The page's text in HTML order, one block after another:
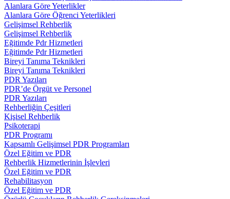
Alanlara Göre Yeterlikler
Alanlara Göre Öğrenci Yeterlikleri
Gelişimsel Rehberlik
Gelişimsel Rehberlik
Eğitimde Pdr Hizmetleri
Eğitimde Pdr Hizmetleri
Bireyi Tanıma Teknikleri
Bireyi Tanıma Teknikleri
PDR Yazıları
PDR’de Örgüt ve Personel
PDR Yazıları
Rehberliğin Çeşitleri
Kişisel Rehberlik
Psikoterapi
PDR Programı
Kapsamlı Gelişimsel PDR Programları
Özel Eğitim ve PDR
Rehberlik Hizmetlerinin İşlevleri
Özel Eğitim ve PDR
Rehabilitasyon
Özel Eğitim ve PDR